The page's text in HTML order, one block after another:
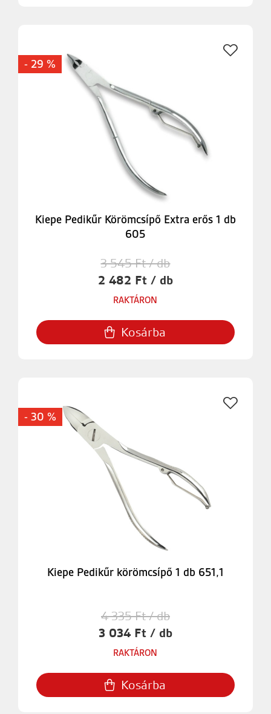
- 29 %
Kiepe Pedikűr Körömcsípő Extra erős 1 db
605
3 545 Ft / db
2 482 Ft / db
RAKTÁRON
Kosárba
- 30 %
Kiepe Pedikűr körömcsípő 1 db 651,1
4 335 Ft / db
3 034 Ft / db
RAKTÁRON
Kosárba